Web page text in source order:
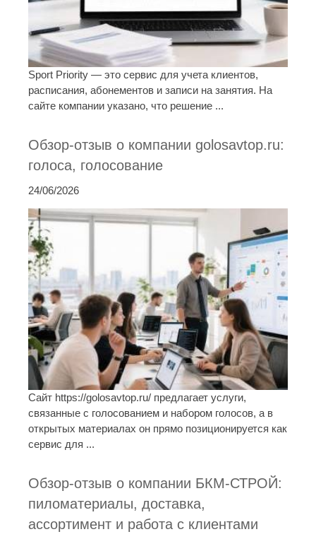
Sport Priority — это сервис для учета клиентов,
расписания, абонементов и записи на занятия. На
сайте компании указано, что решение ...
Обзор-отзыв о компании golosavtop.ru:
голоса, голосование
24/06/2026
Сайт https://golosavtop.ru/ предлагает услуги,
связанные с голосованием и набором голосов, а в
открытых материалах он прямо позиционируется как
сервис для ...
Обзор-отзыв о компании БКМ-СТРОЙ:
пиломатериалы, доставка,
ассортимент и работа с клиентами